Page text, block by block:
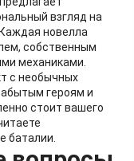
взгляд на
новелла
собственным
механиками.
с необычных
героям и
стоит вашего
баталии.